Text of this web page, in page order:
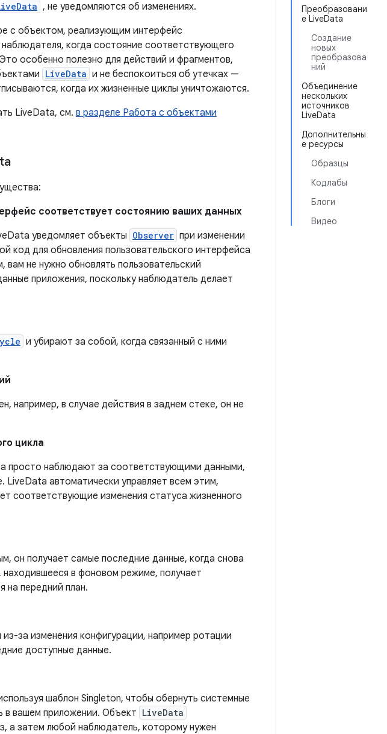
Преобразовани
е LiveData
Создание
новых
преобразова
ний
Объединение
нескольких
источников
LiveData
Дополнительны
е ресурсы
Образцы
Кодлабы
Блоги
Видео
, не уведомляются об изменениях.
с объектом, реализующим интерфейс
когда состояние соответствующего
особенно полезно для действий и фрагментов,
LiveData и не беспокоиться об утечках —
когда их жизненные циклы уничтожаются.
LiveData, см. в разделе Работа с объектами
соответствует состоянию ваших данных
уведомляет объекты Observer при изменении
код для обновления пользовательского интерфейса
вам не нужно обновлять пользовательский
приложения, поскольку наблюдатель делает
и убирают за собой, когда связанный с ними
например, в случае действия в заднем стеке, он не
цикла
просто наблюдают за соответствующими данными,
LiveData автоматически управляет всем этим,
соответствующие изменения статуса жизненного
он получает самые последние данные, когда снова
в фоновом режиме, получает
на передний план.
за изменения конфигурации, например ротации
доступные данные.
шаблон Singleton, чтобы обернуть системные
в вашем приложении. Объект LiveData
а затем любой наблюдатель, которому нужен